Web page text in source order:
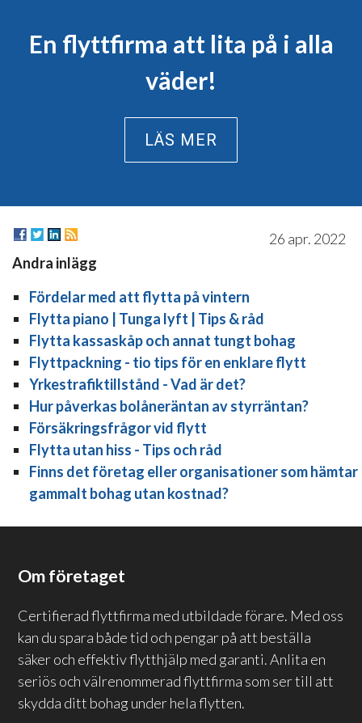
En flyttfirma att lita på i alla
väder!
LÄS MER
26 apr. 2022
Andra inlägg
Fördelar med att flytta på vintern
Flytta piano | Tunga lyft | Tips & råd
Flytta kassaskåp och annat tungt bohag
Flyttpackning - tio tips för en enklare flytt
Yrkestrafiktillstånd - Vad är det?
Hur påverkas bolåneräntan av styrräntan?
Försäkringsfrågor vid flytt
Flytta utan hiss - Tips och råd
Finns det företag eller organisationer som hämtar
gammalt bohag utan kostnad?
Om företaget
Certifierad flyttfirma med utbildade förare. Med oss
kan du spara både tid och pengar på att beställa
säker och effektiv flytthjälp med garanti. Anlita en
seriös och välrenommerad flyttfirma som ser till att
skydda ditt bohag under hela flytten.